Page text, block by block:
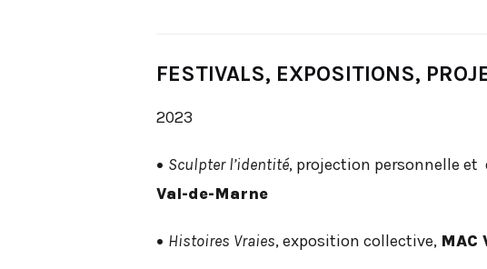
FESTIVALS, EXPOSITIONS,
2023
• Sculpter l’identité, projection personnelle et
Val-de-Marne
• Histoires Vraies, exposition collective, MAC